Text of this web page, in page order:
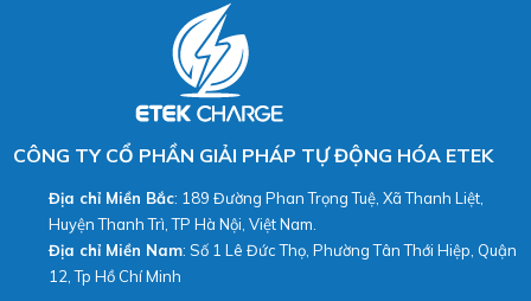
CÔNG TY CỔ PHẦN GIẢI PHÁP TỰ ĐỘNG HÓA ETEK
Địa chỉ Miền Bắc: 189 Đường Phan Trọng Tuệ, Xã Thanh Liệt,
Huyện Thanh Trì, TP Hà Nội, Việt Nam.
Địa chỉ Miền Nam: Số 1 Lê Đức Thọ, Phường Tân Thới Hiệp, Quận
12, Tp Hồ Chí Minh